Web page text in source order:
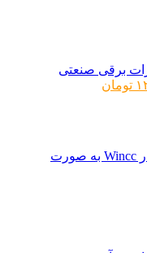
برقی صنعتی
تومان
آموزش پیشرفته نرم‌افزار Wincc به صورت